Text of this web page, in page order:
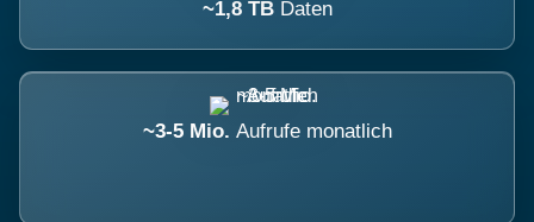
~1,8 TB Daten
~3-5 Mio. Aufrufe monatlich